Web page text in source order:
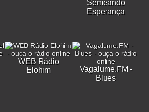
Semeando
Esperança
WEB Rádio
Elohim
Vagalume.FM -
Blues